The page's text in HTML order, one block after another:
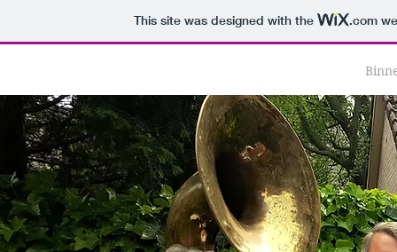
This site was designed with the .com